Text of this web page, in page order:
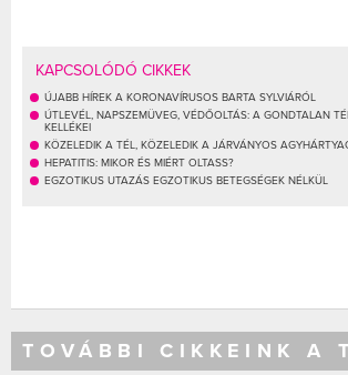
KAPCSOLÓDÓ CIKKEK
ÚJABB HÍREK A KORONAVÍRUSOS BARTA SYLVIÁRÓL
ÚTLEVÉL, NAPSZEMÜVEG, VÉDŐOLTÁS: A GONDTALAN
KELLÉKEI
KÖZELEDIK A TÉL, KÖZELEDIK A JÁRVÁNYOS
HEPATITIS: MIKOR ÉS MIÉRT OLTASS?
EGZOTIKUS UTAZÁS EGZOTIKUS BETEGSÉGEK NÉLKÜL
TOVÁBBI CIKKEINK A